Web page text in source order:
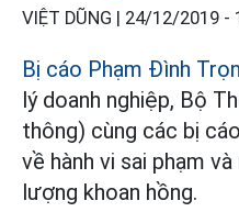
VIỆT DŨNG | 24/12/2019 -
Bị cáo Phạm Đình
lý doanh nghiệp, Bộ
thông) cùng các bị
về hành vi sai phạm
lượng khoan hồng.